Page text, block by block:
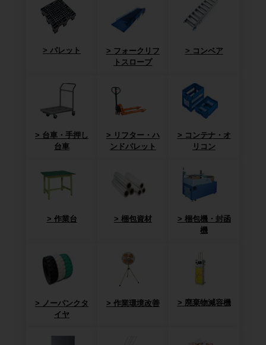
パレット
フォークリフ
トスロープ
コンベア
台車・手押し
台車
リフター・ハ
ンドパレット
コンテナ・オ
リコン
作業台 梱包資材
梱包機・封函
機
ノーパンクタ
イヤ
作業環境改善 廃棄物減容機